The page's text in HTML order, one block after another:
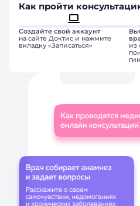
Как пройти
Создайте свой аккаунт
на сайте Доктис и нажмите
вкладку «Записаться»
из